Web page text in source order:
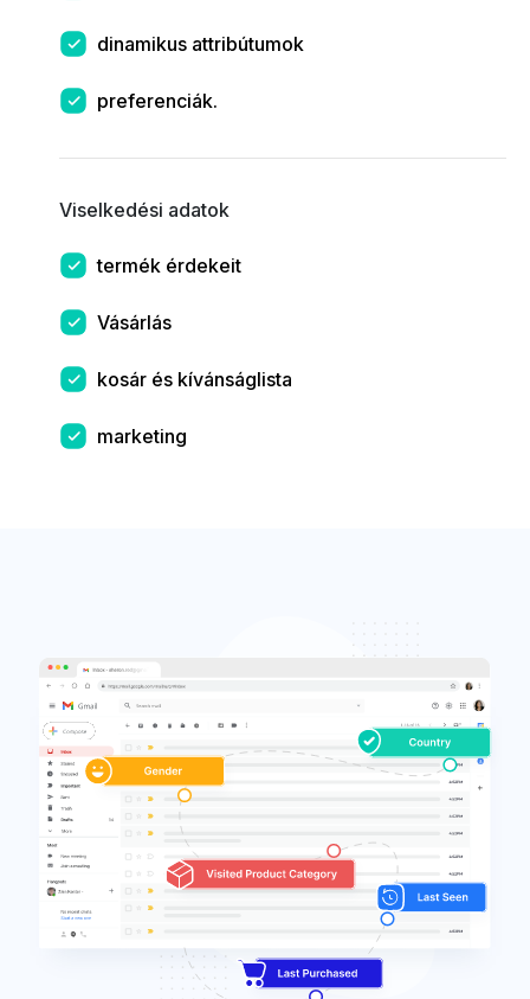
dinamikus attribútumok
preferenciák.
Viselkedési adatok
termék érdekeit
Vásárlás
kosár és kívánságlista
marketing